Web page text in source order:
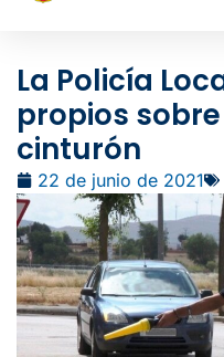
La Policía
propios
cinturón
22 de junio de 2021